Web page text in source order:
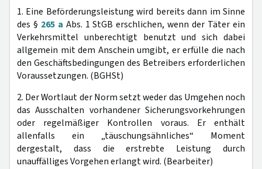
1. Eine Beförderungsleistung wird bereits dann im Sinne
des § 265 a Abs. 1 StGB erschlichen, wenn der Täter ein
Verkehrsmittel unberechtigt benutzt und sich dabei
allgemein mit dem Anschein umgibt, er erfülle die nach
den Geschäftsbedingungen des Betreibers erforderlichen
Voraussetzungen. (BGHSt)
2. Der Wortlaut der Norm setzt weder das Umgehen noch
das Ausschalten vorhandener Sicherungsvorkehrungen
oder regelmäßiger Kontrollen voraus. Er enthält
allenfalls ein „täuschungsähnliches“ Moment
dergestalt, dass die erstrebte Leistung durch
unauffälliges Vorgehen erlangt wird. (Bearbeiter)